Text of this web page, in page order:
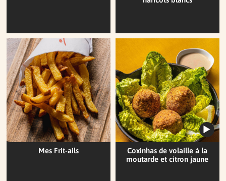
Mes Frit-ails
Coxinhas de volaille à la
moutarde et citron jaune